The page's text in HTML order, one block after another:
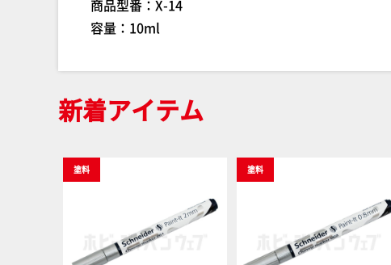
商品型番：X-14
容量：10ml
新着アイテム
塗料 塗料